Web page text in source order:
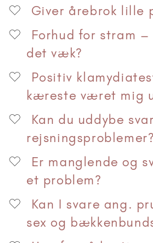
Giver årebrok lille
Forhud for stram
det væk?
Positiv
kæreste været mig
Kan du uddybe
rejsningsproblemer?
Er manglende og
et problem?
Kan I svare ang.
sex og